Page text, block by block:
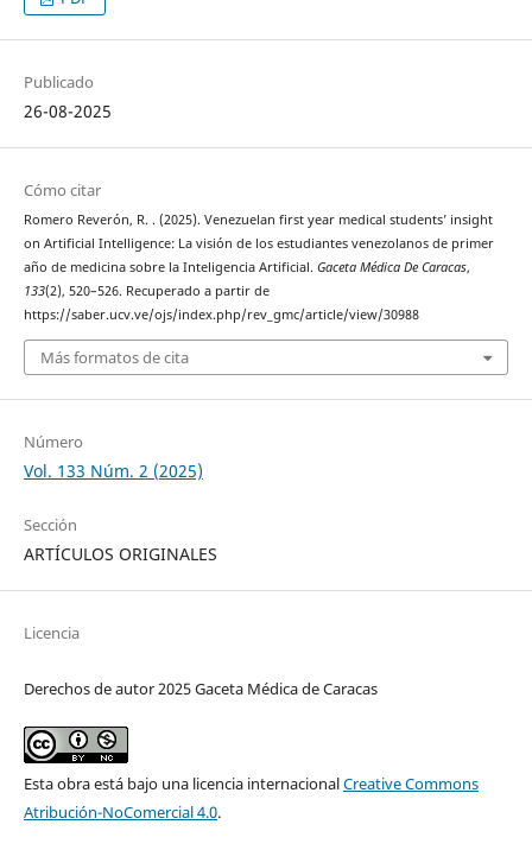
Publicado
26-08-2025
Cómo citar
Romero Reverón, R. . (2025). Venezuelan first year medical students’ insight
on Artificial Intelligence: La visión de los estudiantes venezolanos de primer
año de medicina sobre la Inteligencia Artificial. Gaceta Médica De Caracas,
133(2), 520–526. Recuperado a partir de
https://saber.ucv.ve/ojs/index.php/rev_gmc/article/view/30988
Más formatos de cita
Número
Vol. 133 Núm. 2 (2025)
Sección
ARTÍCULOS ORIGINALES
Licencia
Derechos de autor 2025 Gaceta Médica de Caracas
Esta obra está bajo una licencia internacionalCreative Commons
Atribución-NoComercial 4.0.